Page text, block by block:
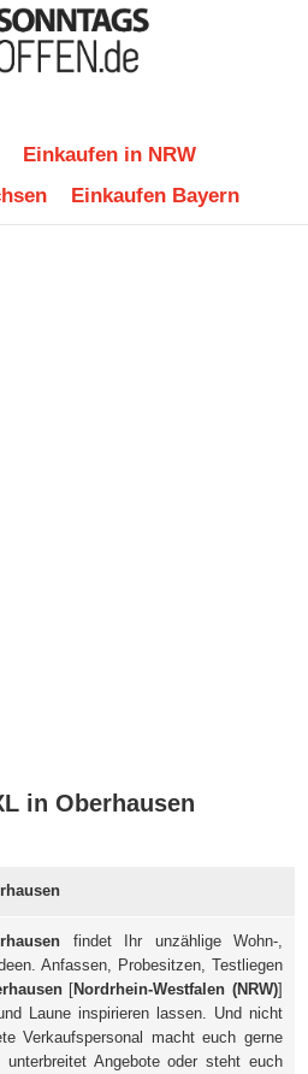
Einkaufen in NRW
Einkaufen Bayern
in Oberhausen
findet Ihr unzählige Wohn-,
Anfassen, Probesitzen, Testliegen
[Nordrhein-Westfalen (NRW)]
Laune inspirieren lassen. Und nicht
Verkaufspersonal macht euch gerne
unterbreitet Angebote oder steht euch